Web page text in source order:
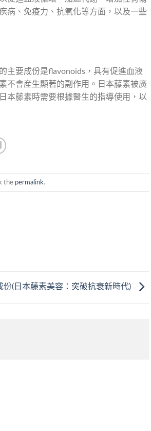
病、免疫力、抗氧化等方面，以及一些
主要成份是flavonoids，具有促進血液
不會産生顯著的副作用。日本藤素被廣
本藤素時需要根據醫生的指導使用，以
the permalink.
份(日本藤素美容：突破抗衰新時代)